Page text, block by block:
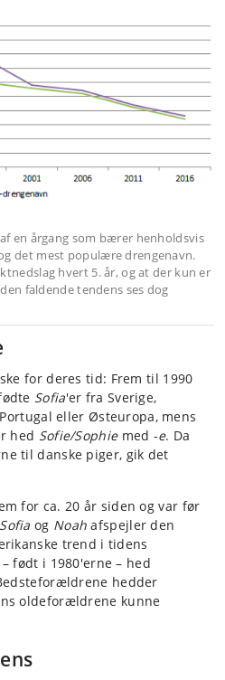
en årgang som bærer henholdsvis
det mest populære drengenavn.
hvert 5. år, og at der kun er
faldende tendens ses dog
for deres tid: Frem til 1990
Sofia'er fra Sverige,
eller Østeuropa, mens
hed Sofie/Sophiemed -e. Da
til danske piger, gik det
for ca. 20 år siden og var før
Sofia og Noah afspejler den
trend i tidens
født i 1980'erne – hed
hedder
oldeforældrene kunne